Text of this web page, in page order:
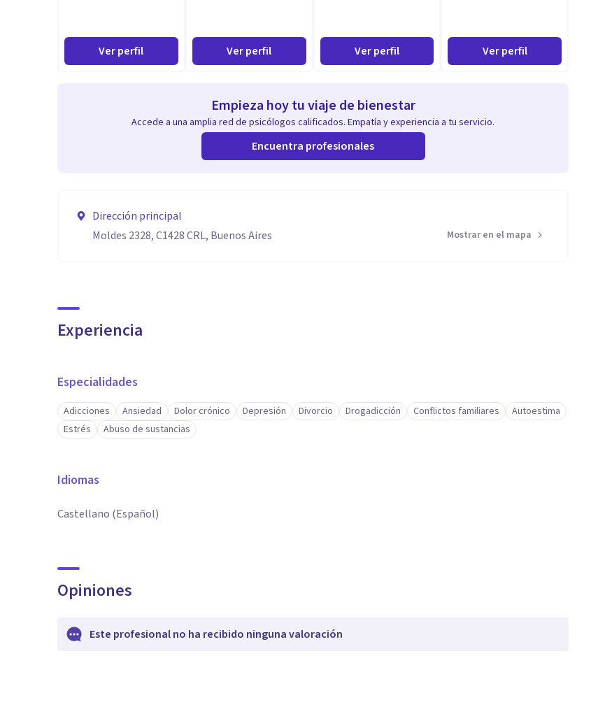
Ver perfil Ver perfil Ver perfil Ver perfil
Empieza hoy tu viaje de bienestar
Accede a una amplia red de psicólogos calificados. Empatía y experiencia a tu servicio.
Encuentra profesionales
Dirección principal
Moldes 2328, C1428 CRL, Buenos Aires
Mostrar en el mapa
Experiencia
Especialidades
Adicciones Ansiedad Dolor crónico Depresión Divorcio Drogadicción Conflictos familiares
Autoestima
Estrés
Abuso de sustancias
Idiomas
Castellano (Español)
Opiniones
Este profesional no ha recibido ninguna valoración